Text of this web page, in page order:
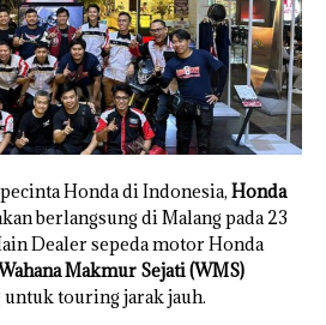
Honda di Indonesia, Honda
berlangsung di Malang pada 23
Dealer sepeda motor Honda
Makmur Sejati (WMS)
untuk touring jarak jauh.